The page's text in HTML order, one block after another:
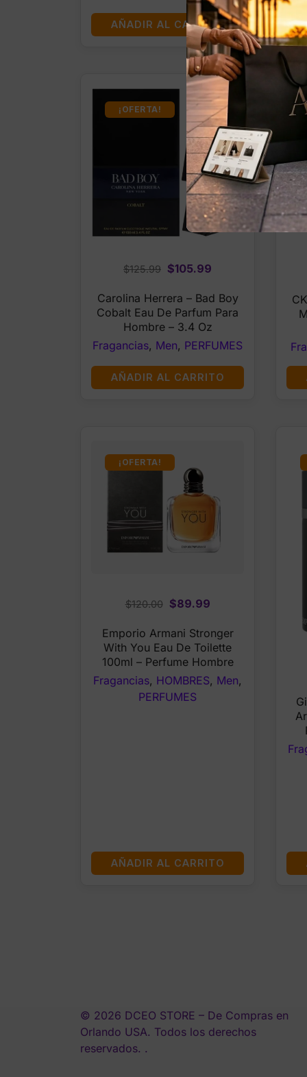
AÑADIR AL CARRITO
¡OFERTA!
$125.99 Original
was:
$125.99.
$105.99
is:
$105.99.
Carolina Herrera – Bad Boy
Cobalt Eau De Parfum Para
Hombre – 3.4 Oz
Fragancias, Men, PERFUMES
AÑADIR AL CARRITO
¡OFERTA!
$120.00
Original
was:
$120.00.
$89.99Current
is:
$89.99.
Emporio Armani Stronger
With You Eau De Toilette
100ml – Perfume Hombre
Fragancias, HOMBRES, Men,
PERFUMES
AÑADIR AL CARRITO
© 2026 DCEO STORE – De Compras en
Orlando USA. Todos los derechos
reservados. .